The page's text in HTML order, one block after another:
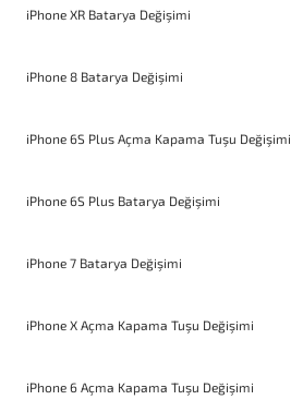
iPhone XR Batarya Değişimi
iPhone 8 Batarya Değişimi
iPhone 6S Plus Açma Kapama Tuşu Değişimi
iPhone 6S Plus Batarya Değişimi
iPhone 7 Batarya Değişimi
iPhone X Açma Kapama Tuşu Değişimi
iPhone 6 Açma Kapama Tuşu Değişimi